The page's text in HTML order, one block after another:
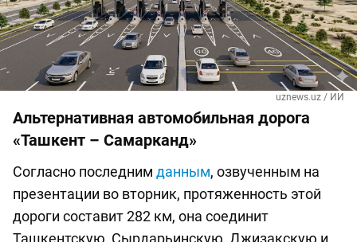
uznews.uz / ИИ
Альтернативная автомобильная дорога
«Ташкент – Самарканд»
Согласно последним данным, озвученным на
презентации во вторник, протяженность этой
дороги составит 282 км, она соединит
Ташкентскую, Сырдарьинскую, Джизакскую и